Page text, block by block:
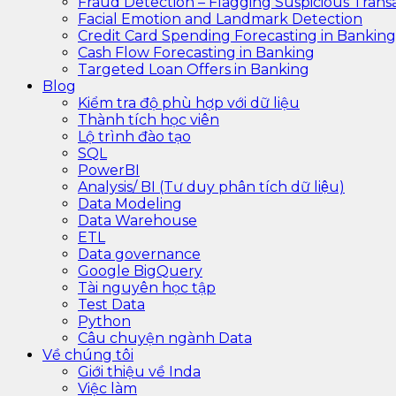
Facial Emotion and Landmark Detection
Credit Card Spending Forecasting in Banking
Cash Flow Forecasting in Banking
Targeted Loan Offers in Banking
Blog
Kiểm tra độ phù hợp với dữ liệu
Thành tích học viên
Lộ trình đào tạo
SQL
PowerBI
Analysis/ BI (Tư duy phân tích dữ liệu)
Data Modeling
Data Warehouse
ETL
Data governance
Google BigQuery
Tài nguyên học tập
Test Data
Python
Câu chuyện ngành Data
Về chúng tôi
Giới thiệu về Inda
Việc làm